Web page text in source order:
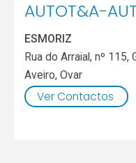
AUTOT&A-
ESMORIZ
Rua do Arraial, nº 115,
Aveiro,Ovar
Ver Contactos